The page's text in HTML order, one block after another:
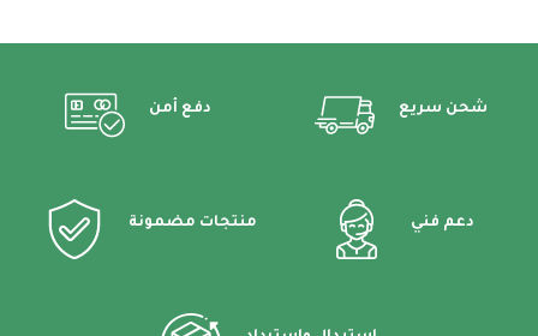
شحن سريع دفع أمن
دعم فني منتجات مضمونة